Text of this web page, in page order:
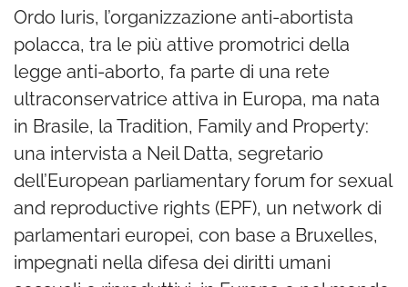
Ordo Iuris, l’organizzazione anti-abortista
polacca, tra le più attive promotrici della
legge anti-aborto, fa parte di una rete
ultraconservatrice attiva in Europa, ma nata
in Brasile, la Tradition, Family and Property:
una intervista a Neil Datta, segretario
dell’European parliamentary forum for sexual
and reproductive rights (EPF), un network di
parlamentari europei, con base a Bruxelles,
impegnati nella difesa dei diritti umani